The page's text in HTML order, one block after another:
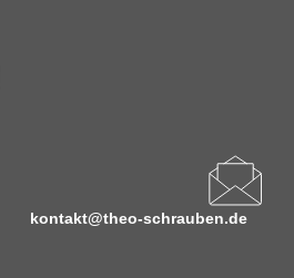
kontakt@theo-schrauben.de